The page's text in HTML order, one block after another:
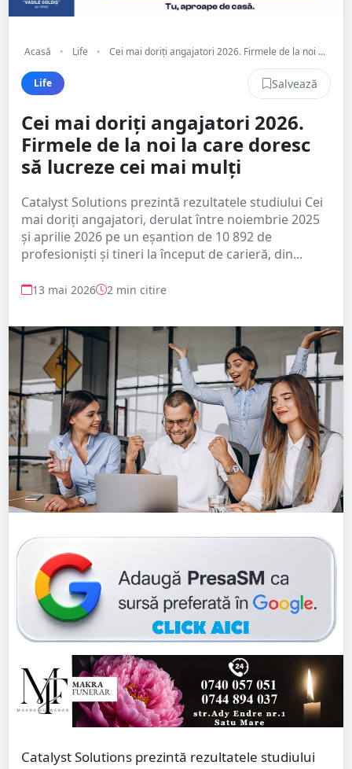
Acasă • Life • Cei mai doriţi angajatori 2026. Firmele de la noi ...
Life Salvează
Cei mai doriţi angajatori 2026.
Firmele de la noi la care doresc
să lucreze cei mai mulți
Catalyst Solutions prezintă rezultatele studiului Cei
mai doriți angajatori, derulat între noiembrie 2025
și aprilie 2026 pe un eșantion de 10 892 de
profesioniști și tineri la început de carieră, din...
13 mai 2026 2 min citire
Catalyst Solutions prezintă rezultatele studiului